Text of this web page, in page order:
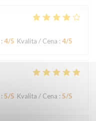
: 4/5 Kvalita / Cena : 4/5
: 5/5 Kvalita / Cena : 5/5